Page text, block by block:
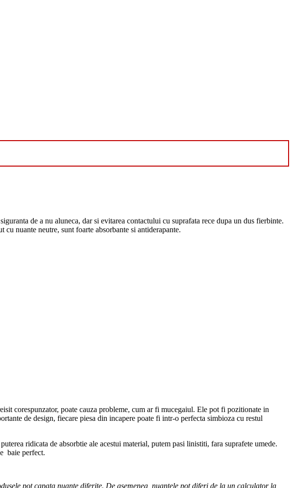
de a nu aluneca, dar si evitarea contactului cu suprafata rece dupa un dus fierbinte.
nuante neutre, sunt foarte absorbante si antiderapante.
corespunzator, poate cauza probleme, cum ar fi mucegaiul. Ele pot fi pozitionate in
de design, fiecare piesa din incapere poate fi intr-o perfecta simbioza cu restul
ridicata de absorbtie ale acestui material, putem pasi linistiti, fara suprafete umede.
baie perfect.
pot capata nuante diferite. De asemenea, nuantele pot diferi de la un calculator la